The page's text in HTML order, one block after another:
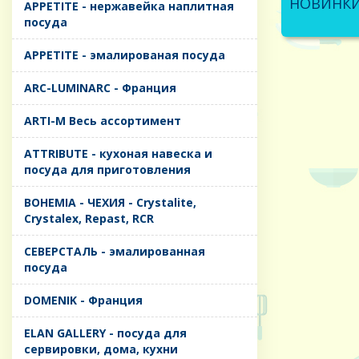
APPETITE - нержавейка наплитная
посуда
APPETITE - эмалированая посуда
ARC-LUMINARC - Франция
ARTI-M Весь ассортимент
ATTRIBUTE - кухоная навеска и
посуда для приготовления
BOHEMIA - ЧЕХИЯ - Crystalite,
Crystalex, Repast, RCR
CЕВЕРСТАЛЬ - эмалированная
посуда
DOMENIK - Франция
ELAN GALLERY - посуда для
сервировки, дома, кухни